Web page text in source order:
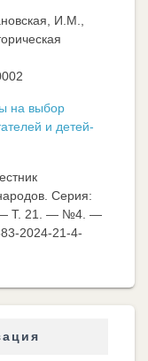
И.М.,
на выбор
и детей-
Серия:
— Т. 21. — №4. —
2024-21-4-